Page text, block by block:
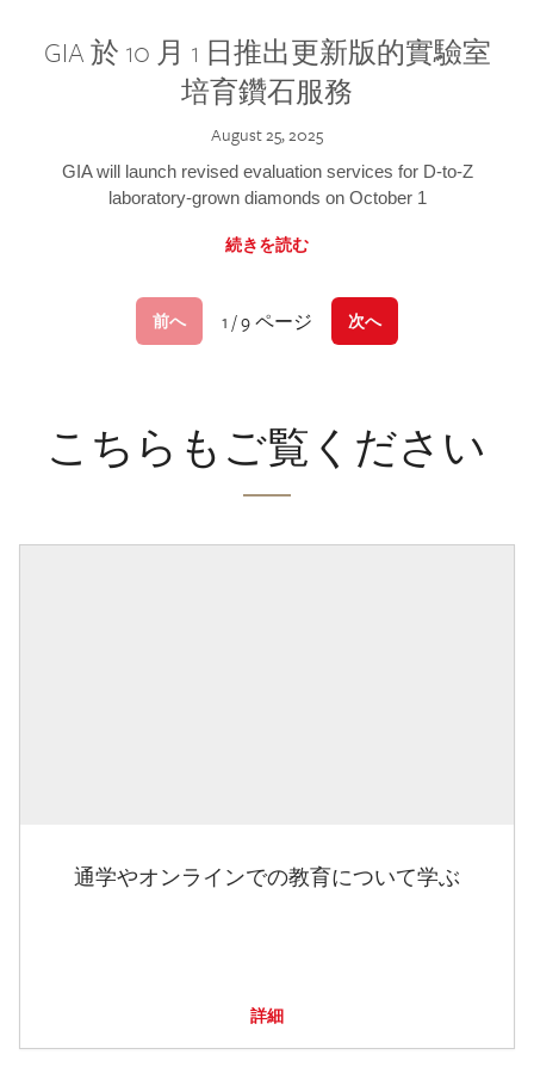
GIA 於 10 月 1 日推出更新版的實驗室
培育鑽石服務
August 25, 2025
GIA will launch revised evaluation services for D-to-Z
laboratory-grown diamonds on October 1
続きを読む
前へ 1 / 9 ページ 次へ
こちらもご覧ください
通学やオンラインでの教育について学ぶ
詳細